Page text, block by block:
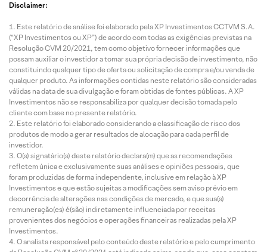
Disclaimer:
Este relatório de análise foi elaborado pela XP Investimentos CCTVM S.A.
(“XP Investimentos ou XP”) de acordo com todas as exigências previstas na
Resolução CVM 20/2021, tem como objetivo fornecer informações que
possam auxiliar o investidor a tomar sua própria decisão de investimento, não
constituindo qualquer tipo de oferta ou solicitação de compra e/ou venda de
qualquer produto. As informações contidas neste relatório são consideradas
válidas na data de sua divulgação e foram obtidas de fontes públicas. A XP
Investimentos não se responsabiliza por qualquer decisão tomada pelo
cliente com base no presente relatório.
Este relatório foi elaborado considerando a classificação de risco dos
produtos de modo a gerar resultados de alocação para cada perfil de
investidor.
O(s) signatário(s) deste relatório declara(m) que as recomendações
refletem única e exclusivamente suas análises e opiniões pessoais, que
foram produzidas de forma independente, inclusive em relação à XP
Investimentos e que estão sujeitas a modificações sem aviso prévio em
decorrência de alterações nas condições de mercado, e que sua(s)
remuneração(es) é(são) indiretamente influenciada por receitas
provenientes dos negócios e operações financeiras realizadas pela XP
Investimentos.
O analista responsável pelo conteúdo deste relatório e pelo cumprimento